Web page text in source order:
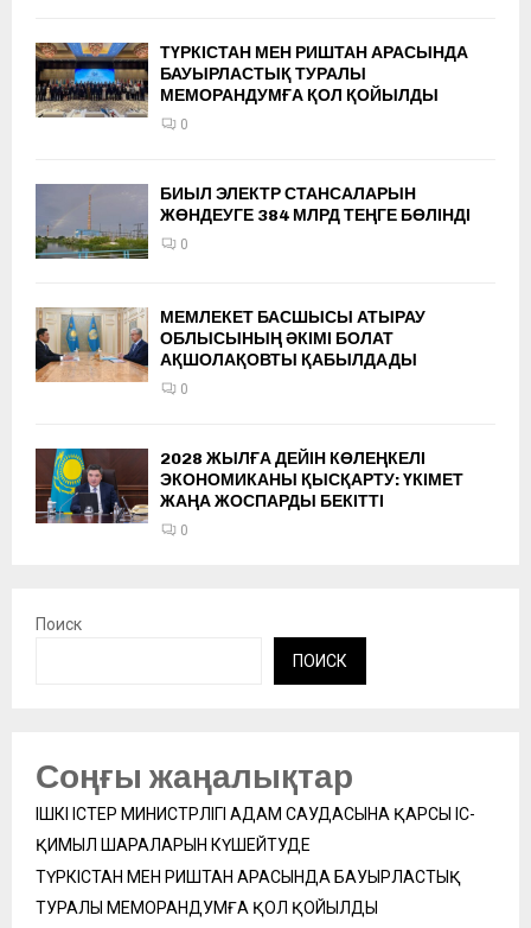
ТҮРКІСТАН МЕН РИШТАН АРАСЫНДА
БАУЫРЛАСТЫҚ ТУРАЛЫ
МЕМОРАНДУМҒА ҚОЛ ҚОЙЫЛДЫ
0
БИЫЛ ЭЛЕКТР СТАНСАЛАРЫН
ЖӨНДЕУГЕ 384 МЛРД ТЕҢГЕ БӨЛІНДІ
0
МЕМЛЕКЕТ БАСШЫСЫ АТЫРАУ
ОБЛЫСЫНЫҢ ӘКІМІ БОЛАТ
АҚШОЛАҚОВТЫ ҚАБЫЛДАДЫ
0
2028 ЖЫЛҒА ДЕЙІН КӨЛЕҢКЕЛІ
ЭКОНОМИКАНЫ ҚЫСҚАРТУ: ҮКІМЕТ
ЖАҢА ЖОСПАРДЫ БЕКІТТІ
0
Поиск
ПОИСК
Соңғы жаңалықтар
ІШКІ ІСТЕР МИНИСТРЛІГІ АДАМ САУДАСЫНА ҚАРСЫ ІС-
ҚИМЫЛ ШАРАЛАРЫН КҮШЕЙТУДЕ
ТҮРКІСТАН МЕН РИШТАН АРАСЫНДА БАУЫРЛАСТЫҚ
ТУРАЛЫ МЕМОРАНДУМҒА ҚОЛ ҚОЙЫЛДЫ